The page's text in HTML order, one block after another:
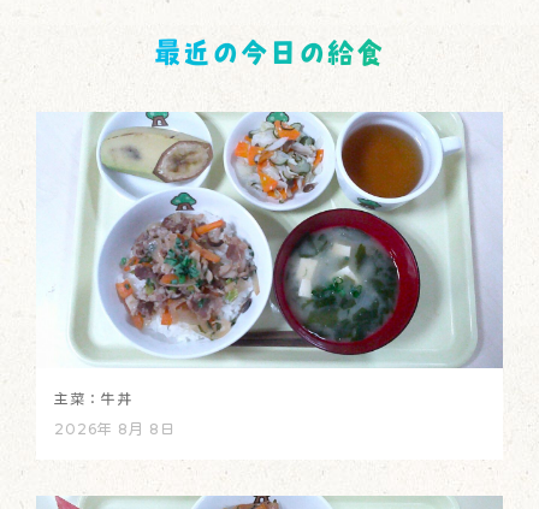
最近の今日の給食
主菜：牛丼
2026年 8月 8日